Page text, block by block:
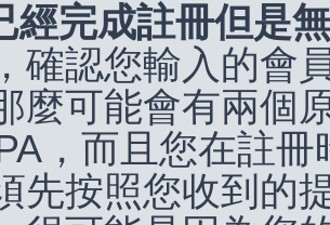
經完成註冊但是
確認您輸入的會
麼可能會有兩個
，而且您在註
先按照您收到的